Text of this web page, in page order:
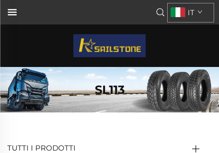
IT
SL113
TUTTI I PRODOTTI